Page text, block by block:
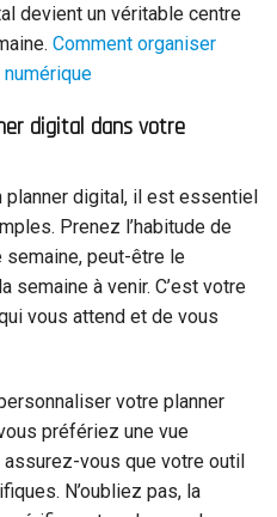
devient un véritable centre
Comment organiser
digital dans votre
planner digital, il est essentiel
Prenez l’habitude de
semaine, peut-être le
semaine à venir. C’est votre
vous attend et de vous
votre planner
préfériez une vue
vous que votre outil
N’oubliez pas, la